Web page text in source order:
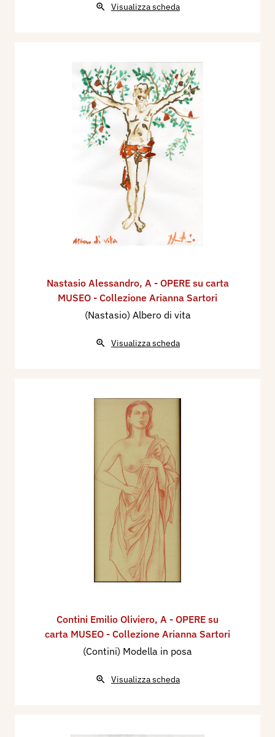
Visualizza scheda
Nastasio Alessandro, A - OPERE su carta
MUSEO - Collezione Arianna Sartori
(Nastasio) Albero di vita
Visualizza scheda
Contini Emilio Oliviero, A - OPERE su
carta MUSEO - Collezione Arianna Sartori
(Contini) Modella in posa
Visualizza scheda